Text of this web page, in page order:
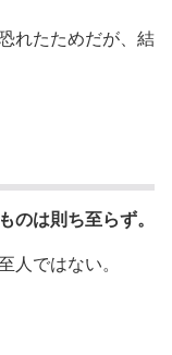
れたためだが、結
のは則ち至らず。
人ではない。